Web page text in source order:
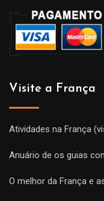
Visite a França
Atividades na França
Anuário de os guias
O melhor da França e